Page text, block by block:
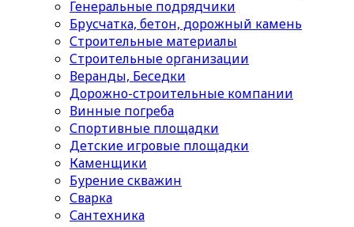
Генеральные подрядчики
Брусчатка, бетон, дорожный камень
Строительные материалы
Cтроительные организации
Веранды, Беседки
Дорожно-строительные компании
Винные погреба
Спортивные площадки
Детские игровые площадки
Каменщики
Бурение скважин
Сварка
Сантехника